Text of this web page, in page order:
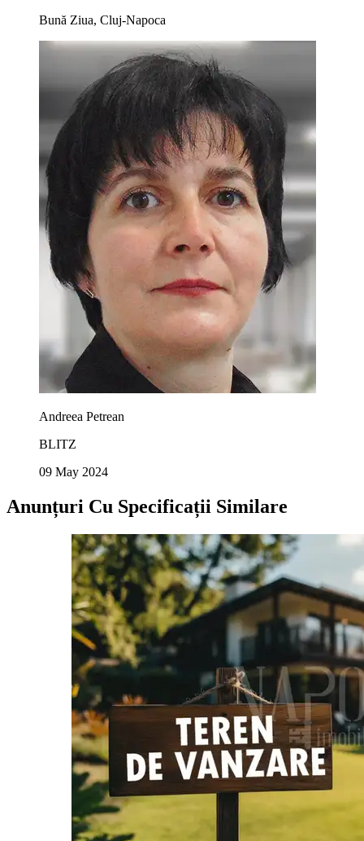
Bună Ziua, Cluj-Napoca
Andreea Petrean
BLITZ
09 May 2024
Anunțuri Cu Specificații Similare